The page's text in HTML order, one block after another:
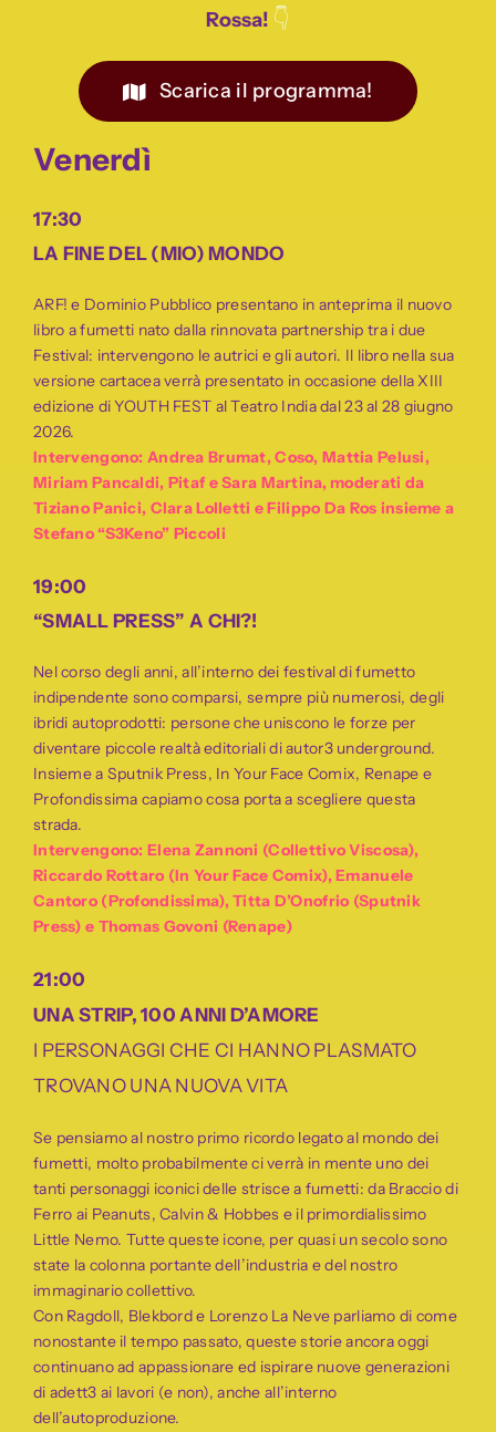
Rossa! 👇
Scarica il programma!
Venerdì
17:30
LA FINE DEL (MIO) MONDO
ARF! e Dominio Pubblico presentano in anteprima il nuovo
libro a fumetti nato dalla rinnovata partnership tra i due
Festival: intervengono le autrici e gli autori. Il libro nella sua
versione cartacea verrà presentato in occasione della XIII
edizione di YOUTH FEST al Teatro India dal 23 al 28 giugno
2026.
Intervengono: Andrea Brumat, Coso, Mattia Pelusi,
Miriam Pancaldi, Pitaf e Sara Martina, moderati da
Tiziano Panici, Clara Lolletti e Filippo Da Ros insieme a
Stefano “S3Keno” Piccoli
19:00
“SMALL PRESS” A CHI?!
Nel corso degli anni, all’interno dei festival di fumetto
indipendente sono comparsi, sempre più numerosi, degli
ibridi autoprodotti: persone che uniscono le forze per
diventare piccole realtà editoriali di autor3 underground.
Insieme a Sputnik Press, In Your Face Comix, Renape e
Profondissima capiamo cosa porta a scegliere questa
strada.
Intervengono: Elena Zannoni (Collettivo Viscosa),
Riccardo Rottaro (In Your Face Comix), Emanuele
Cantoro (Profondissima), Titta D’Onofrio (Sputnik
Press) e Thomas Govoni (Renape)
21:00
UNA STRIP, 100 ANNI D’AMORE
I PERSONAGGI CHE CI HANNO PLASMATO
TROVANO UNA NUOVA VITA
Se pensiamo al nostro primo ricordo legato al mondo dei
fumetti, molto probabilmente ci verrà in mente uno dei
tanti personaggi iconici delle strisce a fumetti: da Braccio di
Ferro ai Peanuts, Calvin & Hobbes e il primordialissimo
Little Nemo. Tutte queste icone, per quasi un secolo sono
state la colonna portante dell’industria e del nostro
immaginario collettivo.
Con Ragdoll, Blekbord e Lorenzo La Neve parliamo di come
nonostante il tempo passato, queste storie ancora oggi
continuano ad appassionare ed ispirare nuove generazioni
di adett3 ai lavori (e non), anche all’interno
dell’autoproduzione.